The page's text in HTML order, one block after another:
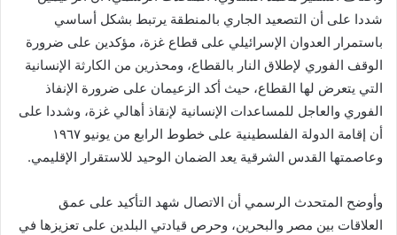
شددا على أن التصعيد الجاري بالمنطقة يرتبط بشكل أساسي
باستمرار العدوان الإسرائيلي على قطاع غزة، مؤكدين على ضرورة
الوقف الفوري لإطلاق النار بالقطاع، ومحذرين من الكارثة الإنسانية
التي يتعرض لها القطاع، حيث أكد الزعيمان على ضرورة الإنفاذ
الفوري والعاجل للمساعدات الإنسانية لإنقاذ أهالي غزة، وشددا على
أن إقامة الدولة الفلسطينية على خطوط الرابع من يونيو ١٩٦٧
وعاصمتها القدس الشرقية يعد الضمان الوحيد للاستقرار الإقليمي.
وأوضح المتحدث الرسمي أن الاتصال شهد التأكيد على عمق
العلاقات بين مصر والبحرين، وحرص قيادتي البلدين على تعزيزها في